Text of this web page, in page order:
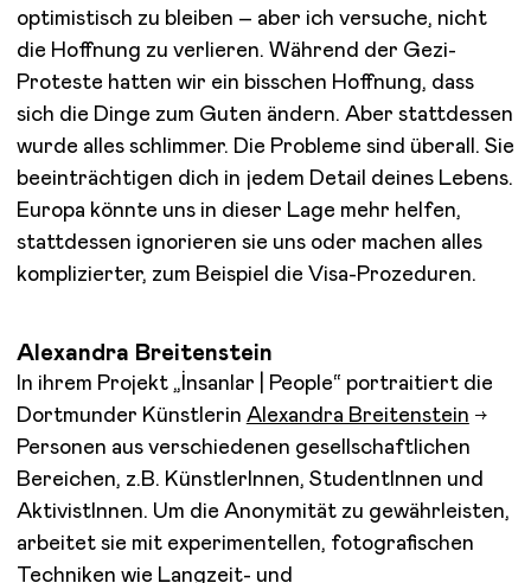
optimistisch zu bleiben – aber ich versuche, nicht
die Hoffnung zu verlieren. Während der Gezi-
Proteste hatten wir ein bisschen Hoffnung, dass
sich die Dinge zum Guten ändern. Aber stattdessen
wurde alles schlimmer. Die Probleme sind überall. Sie
beeinträchtigen dich in jedem Detail deines Lebens.
Europa könnte uns in dieser Lage mehr helfen,
stattdessen ignorieren sie uns oder machen alles
komplizierter, zum Beispiel die Visa-Prozeduren.
Alexandra Breitenstein
In ihrem Projekt „İnsanlar | People“ portraitiert die
Dortmunder Künstlerin Alexandra Breitenstein
Personen aus verschiedenen gesellschaftlichen
Bereichen, z.B. KünstlerInnen, StudentInnen und
AktivistInnen. Um die Anonymität zu gewährleisten,
arbeitet sie mit experimentellen, fotografischen
Techniken wie Langzeit- und